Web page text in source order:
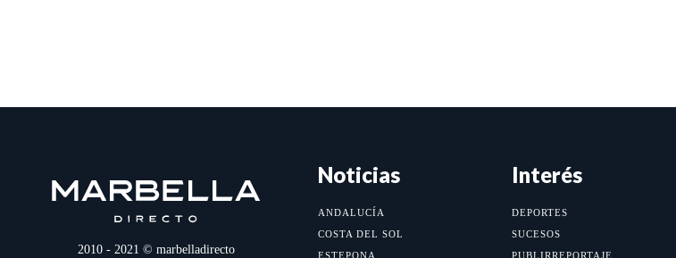
2010 - 2021 © marbelladirecto
Noticias
ANDALUCÍA
COSTA DEL SOL
ESTEPONA
Interés
DEPORTES
SUCESOS
PUBLIRREPORTAJE